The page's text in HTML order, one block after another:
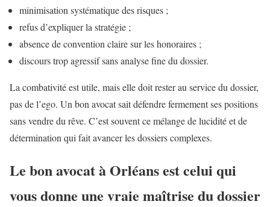
minimisation systématique des risques ;
refus d’expliquer la stratégie ;
absence de convention claire sur les honoraires ;
discours trop agressif sans analyse fine du dossier.
La combativité est utile, mais elle doit rester au service du dossier,
pas de l’ego. Un bon avocat sait défendre fermement ses positions
sans vendre du rêve. C’est souvent ce mélange de lucidité et de
détermination qui fait avancer les dossiers complexes.
Le bon avocat à Orléans est celui qui
vous donne une vraie maîtrise du dossier